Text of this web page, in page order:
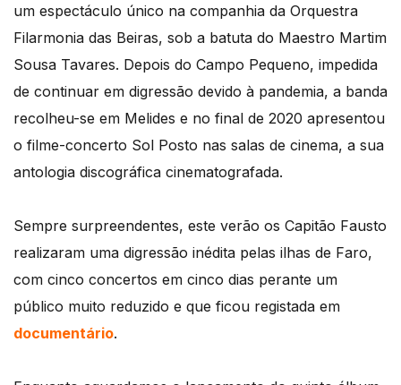
um espectáculo único na companhia da Orquestra
Filarmonia das Beiras, sob a batuta do Maestro Martim
Sousa Tavares. Depois do Campo Pequeno, impedida
de continuar em digressão devido à pandemia, a banda
recolheu-se em Melides e no final de 2020 apresentou
o filme-concerto Sol Posto nas salas de cinema, a sua
antologia discográfica cinematografada.
Sempre surpreendentes, este verão os Capitão Fausto
realizaram uma digressão inédita pelas ilhas de Faro,
com cinco concertos em cinco dias perante um
público muito reduzido e que ficou registada em
documentário.